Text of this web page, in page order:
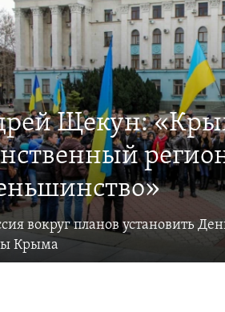
Щекун:
вокруг планов установить
Крыма